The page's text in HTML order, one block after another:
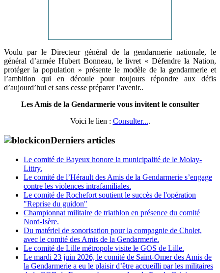
Voulu par le Directeur général de la gendarmerie nationale, le
général d’armée Hubert Bonneau, le livret « Défendre la Nation,
protéger la population » présente le modèle de la gendarmerie et
l’ambition qui en découle pour toujours répondre aux défis
d’aujourd’hui et sans cesse préparer l’avenir..
Les Amis de la Gendarmerie vous invitent le consulter
Voici le lien : Consulter....
Derniers articles
Le comité de Bayeux honore la municipalité de le Molay-
Littry.
Le comité de l’Hérault des Amis de la Gendarmerie s’engage
contre les violences intrafamiliales.
Le comité de Rochefort soutient le succès de l'opération
"Reprise du guidon"
Championnat militaire de triathlon en présence du comité
Nord-Isère.
Du matériel de sonorisation pour la compagnie de Cholet,
avec le comité des Amis de la Gendarmerie.
Le comité de Lille métropole visite le GOS de Lille.
Le mardi 23 juin 2026, le comité de Saint-Omer des Amis de
la Gendarmerie a eu le plaisir d’être accueilli par les militaires